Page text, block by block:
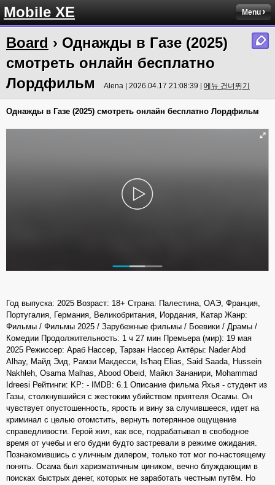
Mobile XE Menu
Board › Однажды в Газе (2025)
смотреть онлайн бесплатно
Лордфильм
Alena | 2026.04.17 21:08:39 | 메뉴 건너뛰기
Однажды в Газе (2025) смотреть онлайн бесплатно Лордфильм
Год выпуска: 2025 Возраст: 18+ Страна: Палестина, ОАЭ, Франция,
Португалия, Германия, Великобритания, Иордания, Катар Жанр:
Фильмы / Фильмы 2025 / Зарубежные фильмы / Боевики / Драмы /
Комедии Продолжительность: 1 ч 27 мин Премьера (мир): 19 мая
2025 Режиссер: Араб Нассер, Тарзан Нассер Актёры: Nader Abd
Alhay, Майд Эид, Рамзи Макдесси, Is'haq Elias, Said Saada, Hussein
Nakhleh, Osama Malhas, Abood Obeid, Майкл Зананири, Mohammad
Idreesi Рейтинги: KP: - IMDB: 6.1 Описание фильма Яхья - студент из
Газы, столкнувшийся с жестоким убийством приятеля Осамы. Он
чувствует опустошенность, ярость и вину за случившееся, идет на
криминал с целью отомстить, вернуть потерянное ощущение
справедливости. Герой жил, как все, подрабатывал в свободное
время от учебы и его будни будто застревали в режиме ожидания.
Познакомившись с уличным дилером, только тот мог по-настоящему
понять. Осама был харизматичным циником, вечно блуждающим в
поисках быстрых денег, которых не заработать честным путём. Но